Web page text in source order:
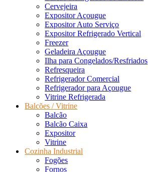
Cervejeira
Expositor Açougue
Expositor Auto Serviço
Expositor Refrigerado Vertical
Freezer
Geladeira Açougue
Ilha para Congelados/Resfriados
Refresqueira
Refrigerador Comercial
Refrigerador para Açougue
Vitrine Refrigerada
Balcões / Vitrine
Balcão
Balcão Caixa
Expositor
Vitrine
Cozinha Industrial
Fogões
Fornos